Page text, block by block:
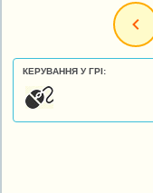
КЕРУВАННЯ У ГРІ: